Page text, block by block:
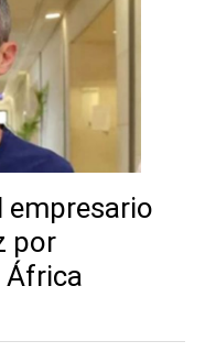
empresario
por
África